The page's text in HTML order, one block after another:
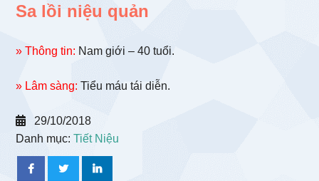
Sa lồi niệu quản
» Thông tin: Nam giới – 40 tuổi.
» Lâm sàng: Tiểu máu tái diễn.
29/10/2018
Danh mục:Tiết Niệu